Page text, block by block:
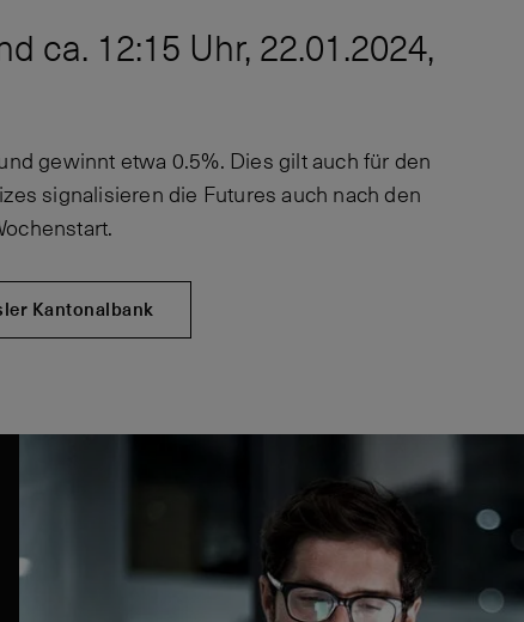
ca. 12:15 Uhr, 22.01.2024,
gewinnt etwa 0.5%. Dies gilt auch für den
signalisieren die Futures auch nach den
Kantonalbank